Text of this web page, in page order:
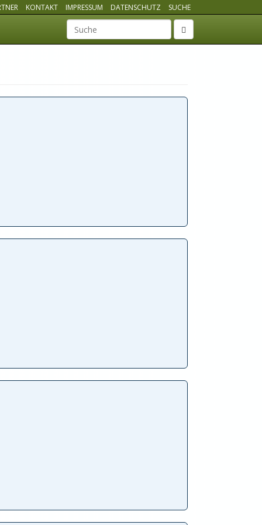
KONTAKT IMPRESSUM DATENSCHUTZ SUCHE
Suchbegriff